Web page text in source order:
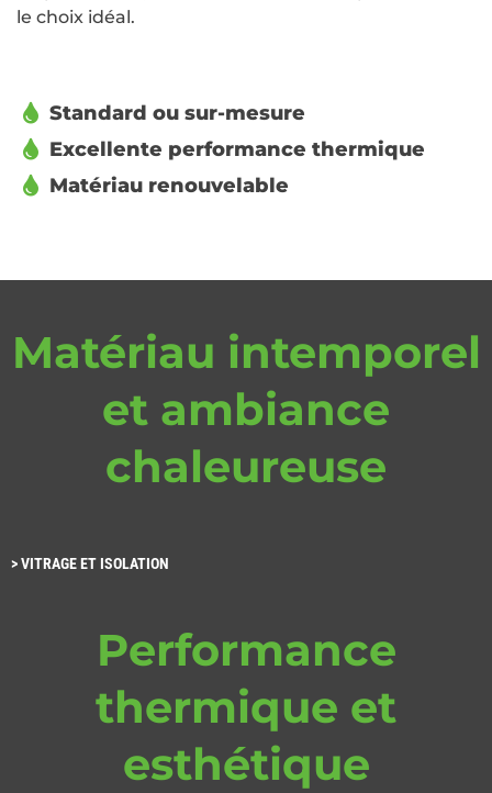
le choix idéal.
Standard ou sur-mesure
Excellente performance thermique
Matériau renouvelable
Matériau intemporel
et ambiance
chaleureuse
>VITRAGE ET ISOLATION
Performance
thermique et
esthétique